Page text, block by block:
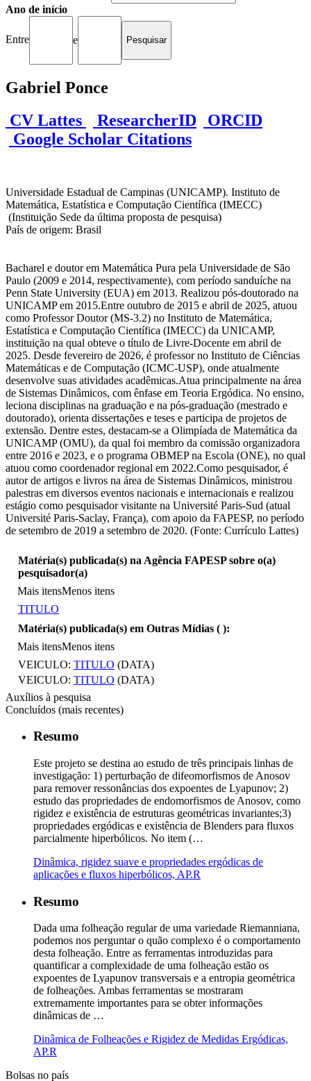
Ano de início
Entre e
Gabriel Ponce
CV Lattes
ResearcherID
ORCID
Google Scholar Citations
Universidade Estadual de Campinas (UNICAMP). Instituto de
Matemática, Estatística e Computação Científica (IMECC)
(Instituição Sede da última proposta de pesquisa)
País de origem: Brasil
Bacharel e doutor em Matemática Pura pela Universidade de São
Paulo (2009 e 2014, respectivamente), com período sanduíche na
Penn State University (EUA) em 2013. Realizou pós-doutorado na
UNICAMP em 2015.Entre outubro de 2015 e abril de 2025, atuou
como Professor Doutor (MS-3.2) no Instituto de Matemática,
Estatística e Computação Científica (IMECC) da UNICAMP,
instituição na qual obteve o título de Livre-Docente em abril de
2025. Desde fevereiro de 2026, é professor no Instituto de Ciências
Matemáticas e de Computação (ICMC-USP), onde atualmente
desenvolve suas atividades acadêmicas.Atua principalmente na área
de Sistemas Dinâmicos, com ênfase em Teoria Ergódica. No ensino,
leciona disciplinas na graduação e na pós-graduação (mestrado e
doutorado), orienta dissertações e teses e participa de projetos de
extensão. Dentre estes, destacam-se a Olimpíada de Matemática da
UNICAMP (OMU), da qual foi membro da comissão organizadora
entre 2016 e 2023, e o programa OBMEP na Escola (ONE), no qual
atuou como coordenador regional em 2022.Como pesquisador, é
autor de artigos e livros na área de Sistemas Dinâmicos, ministrou
palestras em diversos eventos nacionais e internacionais e realizou
estágio como pesquisador visitante na Université Paris-Sud (atual
Université Paris-Saclay, França), com apoio da FAPESP, no período
de setembro de 2019 a setembro de 2020. (Fonte: Currículo Lattes)
Matéria(s) publicada(s) na Agência FAPESP sobre o(a)
pesquisador(a)
Mais itensMenos itens
TITULO
Matéria(s) publicada(s) em Outras Mídias ( ):
Mais itensMenos itens
VEICULO: TITULO (DATA)
VEICULO: TITULO (DATA)
Auxílios à pesquisa
Concluídos (mais recentes)
Resumo
Este projeto se destina ao estudo de três principais linhas de
investigação: 1) perturbação de difeomorfismos de Anosov
para remover ressonâncias dos expoentes de Lyapunov; 2)
estudo das propriedades de endomorfismos de Anosov, como
rigidez e existência de estruturas geométricas invariantes;3)
propriedades ergódicas e existência de Blenders para fluxos
parcialmente hiperbólicos. No item (…
Dinâmica, rigidez suave e propriedades ergódicas de
aplicações e fluxos hiperbólicos, AP.R
Resumo
Dada uma folheação regular de uma variedade Riemanniana,
podemos nos perguntar o quão complexo é o comportamento
desta folheação. Entre as ferramentas introduzidas para
quantificar a complexidade de uma folheação estão os
expoentes de Lyapunov transversais e a entropia geométrica
de folheações. Ambas ferramentas se mostraram
extremamente importantes para se obter informações
dinâmicas de …
Dinâmica de Folheações e Rigidez de Medidas Ergódicas,
AP.R
Bolsas no país